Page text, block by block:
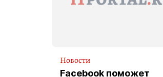
Новости
Facebook поможет